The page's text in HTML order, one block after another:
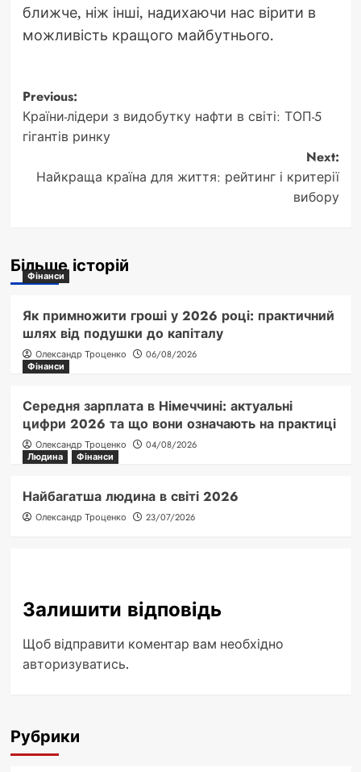
ближче, ніж інші, надихаючи нас вірити в
можливість кращого майбутнього.
Post
navigation
Previous:
Країни-лідери з видобутку нафти в світі: ТОП-5
гігантів ринку
Next:
Найкраща країна для життя: рейтинг і критерії
вибору
Більше історій
Фінанси
Як примножити гроші у 2026 році: практичний
шлях від подушки до капіталу
Олександр Троценко
06/08/2026
Фінанси
Середня зарплата в Німеччині: актуальні
цифри 2026 та що вони означають на практиці
Олександр Троценко
04/08/2026
Людина
Фінанси
Найбагатша людина в світі 2026
Олександр Троценко 23/07/2026
Залишити відповідь
Щоб відправити коментар вам необхідно
авторизуватись.
Рубрики